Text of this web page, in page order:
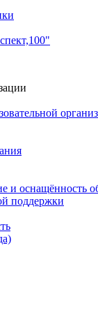
и оснащённость
поддержки